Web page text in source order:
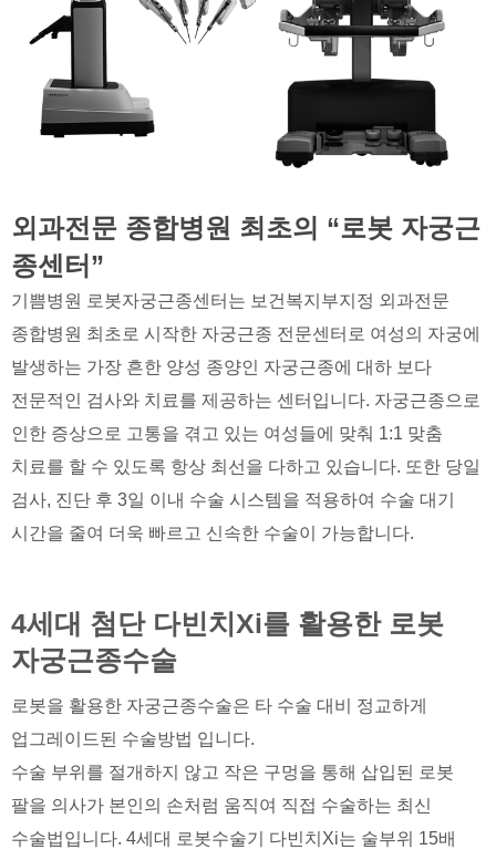
외과전문 종합병원 최초의 “로봇 자궁근
종센터”
기쁨병원 로봇자궁근종센터는 보건복지부지정 외과전문
종합병원 최초로 시작한 자궁근종 전문센터로 여성의 자궁에
발생하는 가장 흔한 양성 종양인 자궁근종에 대하 보다
전문적인 검사와 치료를 제공하는 센터입니다. 자궁근종으로
인한 증상으로 고통을 겪고 있는 여성들에 맞춰 1:1 맞춤
치료를 할 수 있도록 항상 최선을 다하고 있습니다. 또한 당일
검사, 진단 후 3일 이내 수술 시스템을 적용하여 수술 대기
시간을 줄여 더욱 빠르고 신속한 수술이 가능합니다.
4세대 첨단 다빈치Xi를 활용한 로봇
자궁근종수술
로봇을 활용한 자궁근종수술은 타 수술 대비 정교하게
업그레이드된 수술방법 입니다.
수술 부위를 절개하지 않고 작은 구멍을 통해 삽입된 로봇
팔을 의사가 본인의 손처럼 움직여 직접 수술하는 최신
수술법입니다. 4세대 로봇수술기 다빈치Xi는 술부위 15배